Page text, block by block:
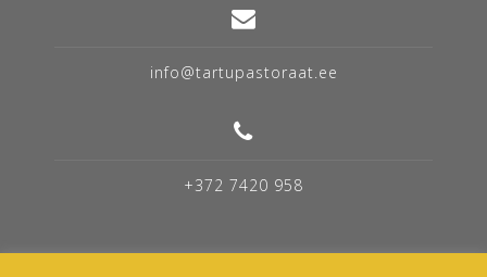
info@tartupastoraat.ee
+372 7420 958